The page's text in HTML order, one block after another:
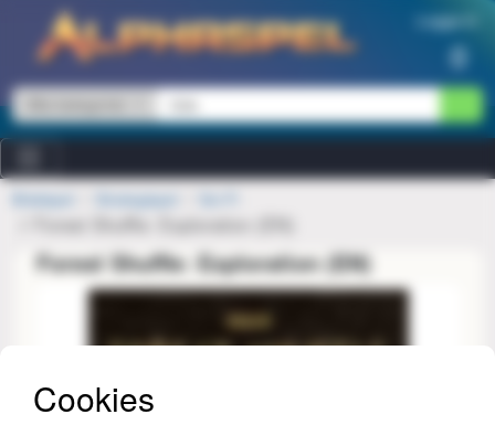
Hoppa till innehåll Logga in
0
Brädspel Strategispel
Forest Shuffle: Exploration (EN)
Forest Shuffle: Exploration (EN)
Cookies